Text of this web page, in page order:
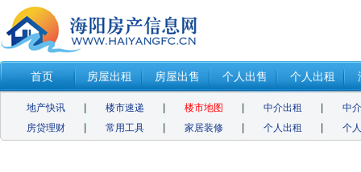
首页 房屋出租 房屋出售 个人出售 个人出租
地产快讯 楼市速递 楼市地图 中介出租
中
房贷理财
常用工具 家居装修 个人出租 个